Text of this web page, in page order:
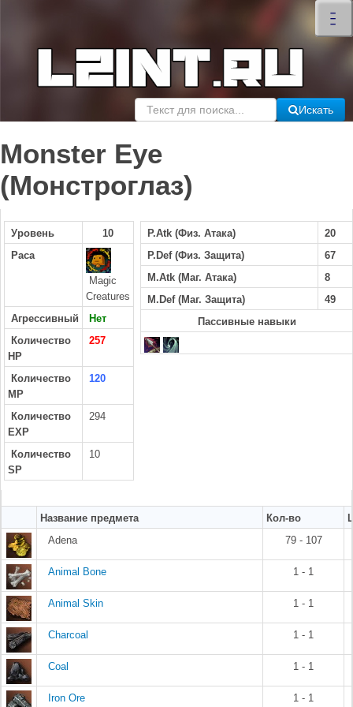
–
–
–
×
Искать
Monster Eye
(Монстроглаз)
Уровень
10
Раса
Magic
Creatures
Агрессивный
Нет
Количество
HP
257
Количество
MP
120
Количество
EXP
294
Количество
SP
10
P.Atk (Физ. Атака)
20
P.Def (Физ. Защита)
67
M.Atk (Маг. Атака)
8
M.Def (Маг. Защита)
49
Пассивные навыки
Название предмета Кол-во
Adena
79 - 107
Animal Bone 1 - 1
Animal Skin 1 - 1
Charcoal 1 - 1
Coal 1 - 1
Iron Ore 1 - 1